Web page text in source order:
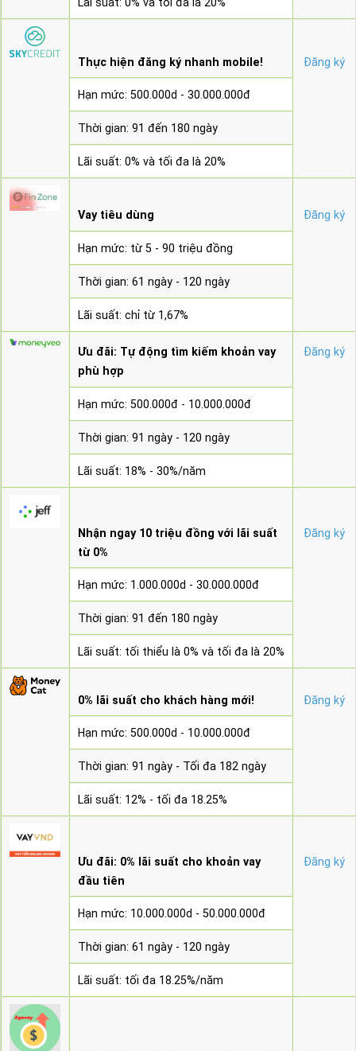
Thực hiện đăng ký nhanh mobile! Đăng ký
Hạn mức: 500.000d - 30.000.000đ
Thời gian: 91 đến 180 ngày
Lãi suất: 0% và tối đa là 20%
Vay tiêu dùng Đăng ký
Hạn mức: từ 5 - 90 triệu đồng
Thời gian: 61 ngày - 120 ngày
Lãi suất: chỉ từ 1,67%
Ưu đãi: Tự động tìm kiếm khoản vay
phù hợp
Đăng ký
Hạn mức: 500.000đ - 10.000.000đ
Thời gian: 91 ngày - 120 ngày
Lãi suất: 18% - 30%/năm
Nhận ngay 10 triệu đồng với lãi suất
từ 0%
Đăng ký
Hạn mức: 1.000.000d - 30.000.000đ
Thời gian: 91 đến 180 ngày
Lãi suất: tối thiểu là 0% và tối đa là 20%
0% lãi suất cho khách hàng mới! Đăng ký
Hạn mức: 500.000d - 10.000.000đ
Thời gian: 91 ngày - Tối đa 182 ngày
Lãi suất: 12% - tối đa 18.25%
Ưu đãi: 0% lãi suất cho khoản vay
đầu tiên
Đăng ký
Hạn mức: 10.000.000d - 50.000.000đ
Thời gian: 61 ngày - 120 ngày
Lãi suất: tối đa 18.25%/năm